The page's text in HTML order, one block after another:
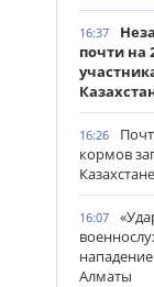
16:37
почти на
16:26
кормов
Казахстане
16:07
Алматы